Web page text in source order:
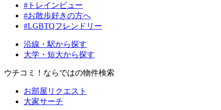
#トレインビュー
#お散歩好きの方へ
#LGBTQフレンドリー
沿線・駅から探す
大学・短大から探す
ウチコミ！ならではの物件検索
お部屋リクエスト
大家サーチ